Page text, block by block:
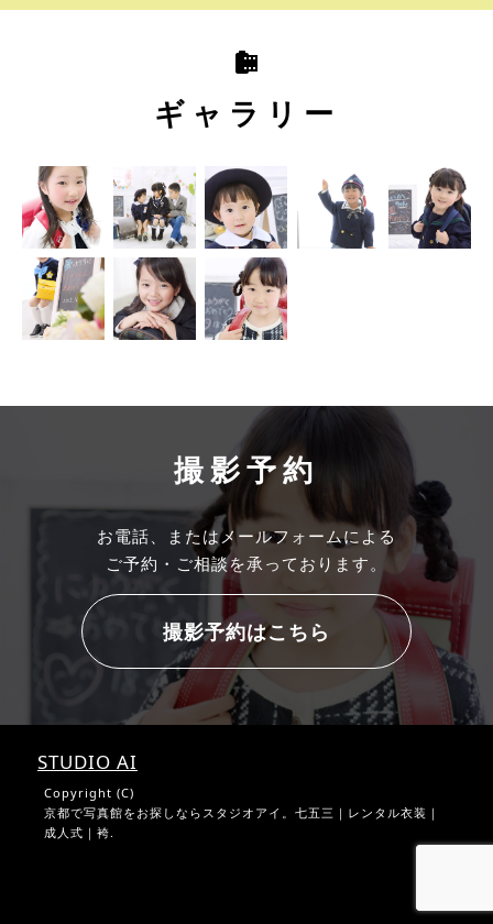
camera_roll
ギャラリー
撮影予約
お電話、またはメールフォームによる
ご予約・ご相談を承っております。
STUDIO AI
Copyright (C)
京都で写真館をお探しならスタジオアイ。七五三｜レンタル衣装｜
成人式｜袴.